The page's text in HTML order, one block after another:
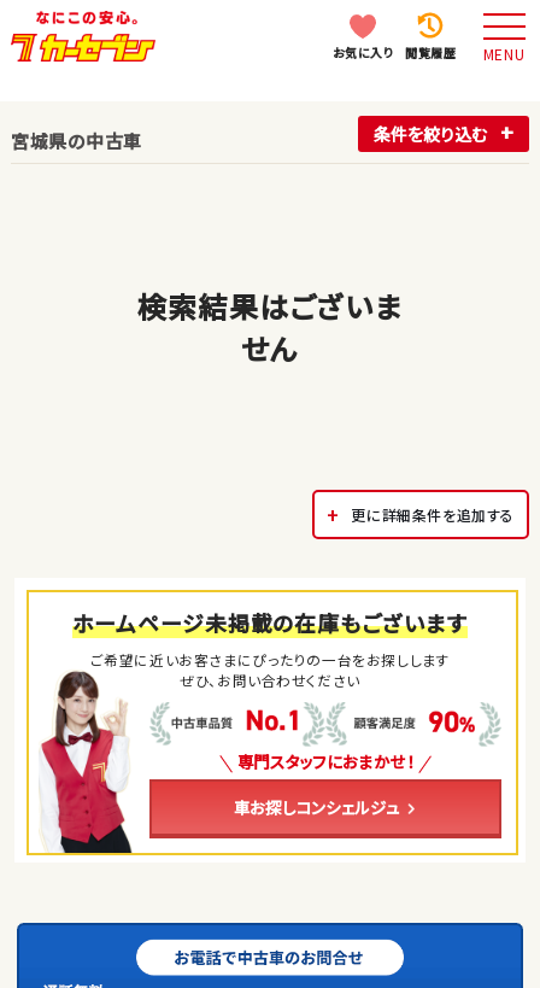
お気に入り 閲覧履歴 MENU
宮城県の中古車 条件を絞り込む
検索結果はございま
せん
更に詳細条件を追加する
ホームページ未掲載の在庫もございます
ご希望に近いお客さまにぴったりの一台をお探しします
ぜひ、お問い合わせください
専門スタッフにおまかせ！
車お探しコンシェルジュ